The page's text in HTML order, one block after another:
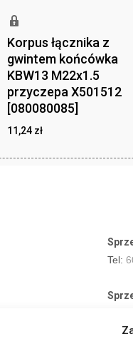
Korpus łącznika z
gwintem końcówka
KBW13 M22x1.5
przyczepa X501512
[080080085]
11,24 zł
Tel:
E-